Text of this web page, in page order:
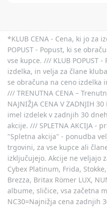
*KLUB CENA - Cena, ki jo za
POPUST - Popust, ki se
vse kupce. /// KLUB POPUST
izdelka, in velja za člane
se obračuna na ceno izdelka
/// TRENUTNA CENA –
NAJNIŽJA CENA V ZADNJIH
imel izdelek v zadnjih 30
akcije. /// SPLETNA AKCIJA -
"Spletna akcija" - ponudba
trgovini, za vse kupce ali
izključujejo. Akcije ne veljajo
Cybex Platinum, Frida,
Brezza, Britax Römer LUX,
albume, sličice, vsa začetna
NC30=Najnižja cena zadnjih